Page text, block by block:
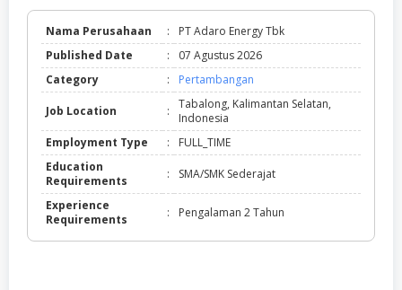
Nama Perusahaan :
PT Adaro Energy Tbk
Published Date
:
07 Agustus 2026
Category
: Pertambangan
Job Location :
Tabalong, Kalimantan Selatan,
Indonesia
Employment Type
:
FULL_TIME
Education
Requirements
: SMA/SMK Sederajat
Experience
Requirements
: Pengalaman 2 Tahun